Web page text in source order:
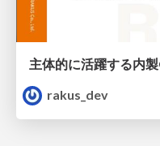
rakus_dev